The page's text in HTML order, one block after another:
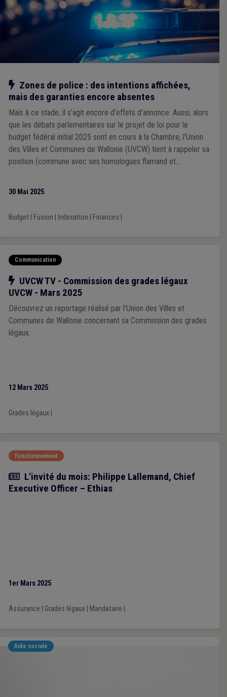
Notre action
Zones de police : des intentions affichées,
mais des garanties encore absentes
Mais à ce stade, il s’agit encore d’effets d’annonce. Aussi, alors
que les débats parlementaires sur le projet de loi pour le
budget fédéral initial 2025 sont en cours à la Chambre, l’Union
des Villes et Communes de Wallonie (UVCW) tient à rappeler sa
position (commune avec ses homologues flamand et
bruxellois).
30 Mai 2025
Budget| Fusion Indexation Finances
Communication
Notre action
UVCW TV - Commission des grades légaux
UVCW - Mars 2025
Découvrez un reportage réalisé par l'Union des Villes et
Communes de Wallonie concernant sa Commission des grades
légaux.
12 Mars 2025
Grades légaux|
Fonctionnement
Article
L'invité du mois: Philippe Lallemand, Chief
Executive Officer – Ethias
1er Mars 2025
Assurance Grades légaux| Mandataire
Aide sociale